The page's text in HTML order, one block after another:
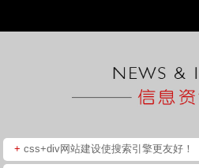
+ css+div网站建设使搜索引擎更友好！